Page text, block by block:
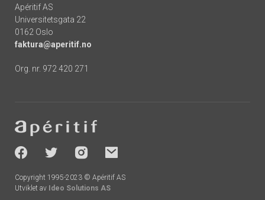
Apéritif AS
Universitetsgata 22
0162 Oslo
faktura@aperitif.no
Org. nr. 972 420 271
-
socials
Copyright 1995-2023 © Apéritif AS
Utviklet av Ideo Solutions AS